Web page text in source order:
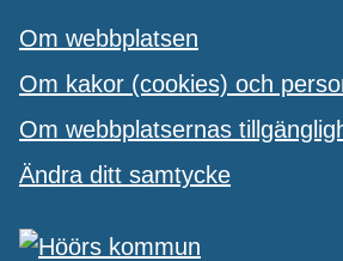
Om webbplatsen
Om kakor (cookies) och
Om webbplatsernas
Ändra ditt samtycke